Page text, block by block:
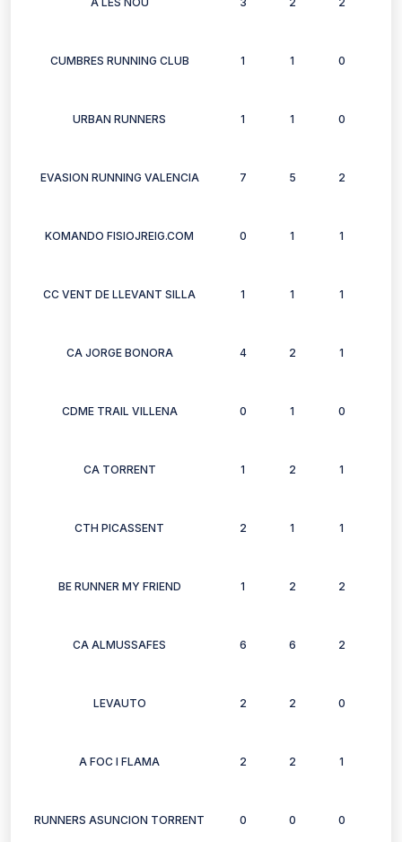
CUMBRES RUNNING CLUB 1 1 0
URBAN RUNNERS 1 1 0
EVASION RUNNING VALENCIA 7 5 2
KOMANDO FISIOJREIG.COM 0 1 1
CC VENT DE LLEVANT SILLA 1 1 1
CA JORGE BONORA 4 2 1
CDME TRAIL VILLENA 0 1 0
CA TORRENT 1 2 1
CTH PICASSENT 2 1 1
BE RUNNER MY FRIEND 1 2 2
CA ALMUSSAFES 6 6 2
LEVAUTO 2 2 0
A FOC I FLAMA 2 2 1
RUNNERS ASUNCION TORRENT 0 0 0